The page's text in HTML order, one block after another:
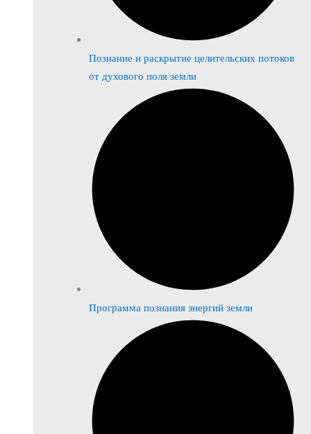
Познание и раскрытие целительских потоков
от духового поля земли
Программа познания энергий земли